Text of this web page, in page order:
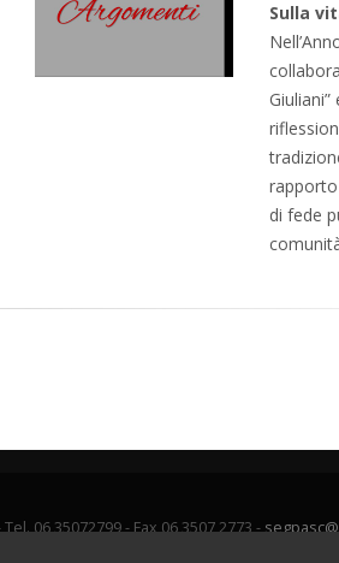
Sulla
di fede
06 35072799 - Fax 06 3507 2773 -